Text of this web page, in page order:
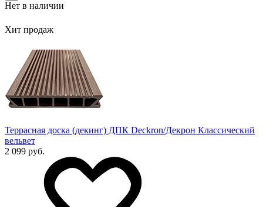
Нет в наличии
Хит продаж
Террасная доска (декинг) ДПК Deckron/Декрон Классический
вельвет
2 099 руб.